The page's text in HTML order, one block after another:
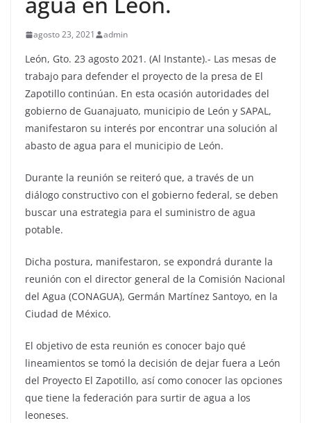
agosto 23, 2021 admin
León, Gto. 23 agosto 2021. (Al Instante).- Las mesas de
trabajo para defender el proyecto de la presa de El
Zapotillo continúan. En esta ocasión autoridades del
gobierno de Guanajuato, municipio de León y SAPAL,
manifestaron su interés por encontrar una solución al
abasto de agua para el municipio de León.
Durante la reunión se reiteró que, a través de un
diálogo constructivo con el gobierno federal, se deben
buscar una estrategia para el suministro de agua
potable.
Dicha postura, manifestaron, se expondrá durante la
reunión con el director general de la Comisión Nacional
del Agua (CONAGUA), Germán Martínez Santoyo, en la
Ciudad de México.
El objetivo de esta reunión es conocer bajo qué
lineamientos se tomó la decisión de dejar fuera a León
del Proyecto El Zapotillo, así como conocer las opciones
que tiene la federación para surtir de agua a los
leoneses.